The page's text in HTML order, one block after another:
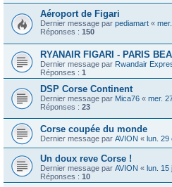
Aéroport de Figari
Dernier message par pediamart «
Réponses : 150
RYANAIR FIGARI - PARIS
Dernier message par Rwandair
Réponses : 1
DSP Corse Continent
Dernier message par Mica76 « mer.
Réponses : 23
Corse coupée du monde
Dernier message par AVION « lun.
Un doux reve Corse !
Dernier message par AVION « lun. 15
Réponses : 10